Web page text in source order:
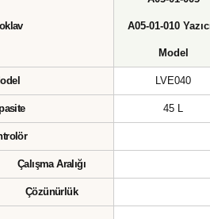
A05-01-010
Model
LVE040
45 L
Çalışma Aralığı
Çözünürlük